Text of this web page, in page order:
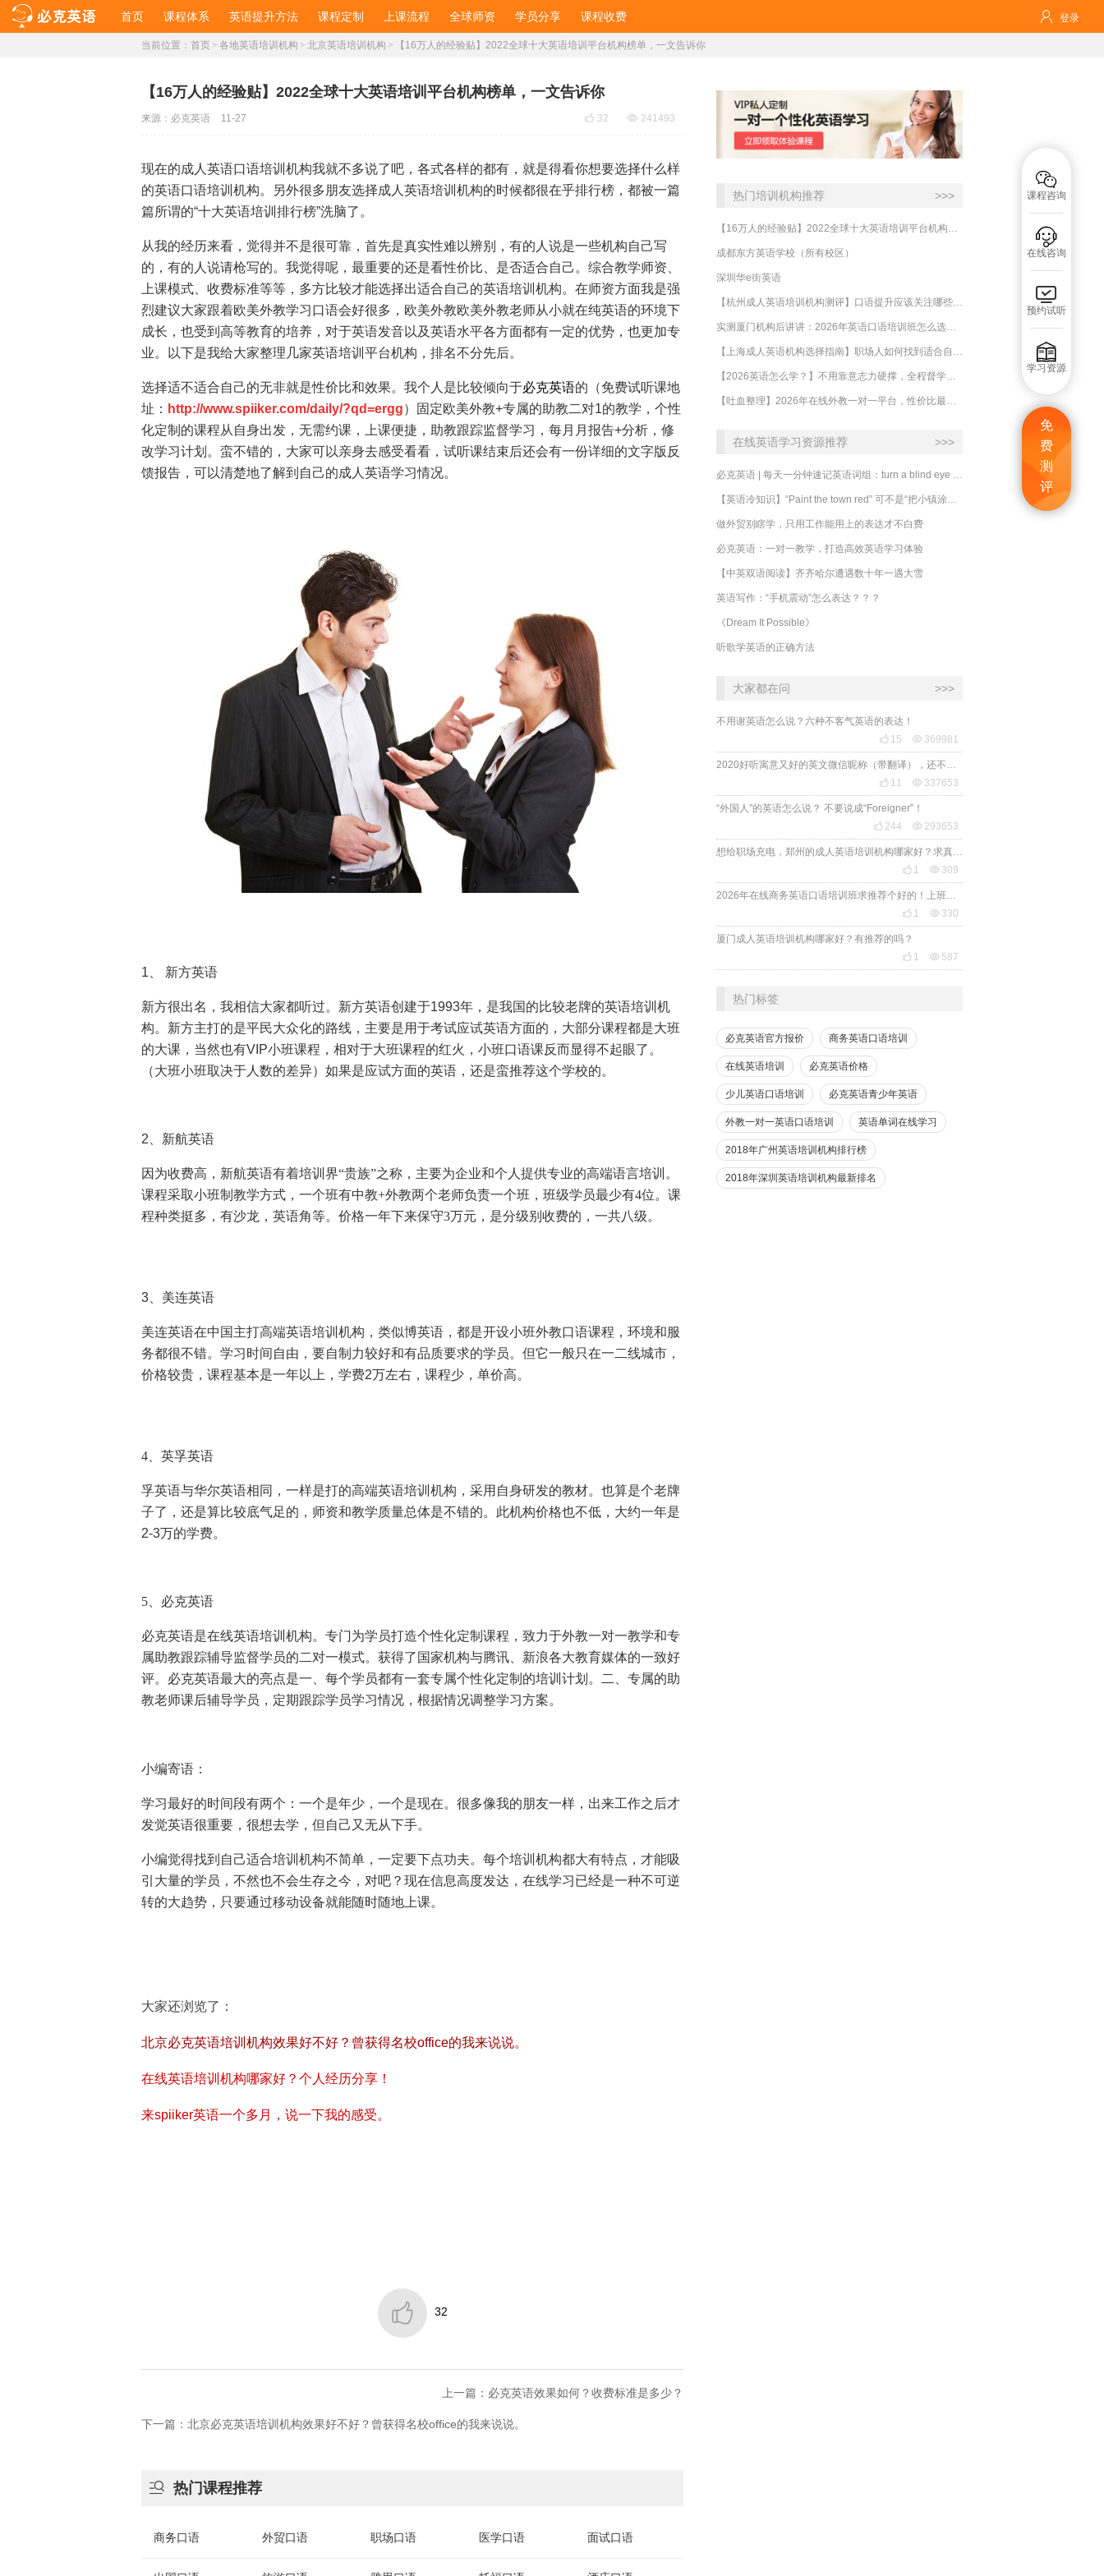
首页 课程体系 英语提升方法 课程定制 上课流程 全球师资 学员分享 课程收费  登录

课程咨询

在线咨询

预约试听

学习资源
免
费
测
评
当前位置： 首页 > 各地英语培训机构 > 北京英语培训机构 > 【16万人的经验贴】2022全球十大英语培训平台机构榜单，一文告诉你
【16万人的经验贴】2022全球十大英语培训平台机构榜单，一文告诉你
 32  241493
来源： 必克英语 11-27
现在的成人英语口语培训机构我就不多说了吧，各式各样的都有，就是得看你想要选择什么样
的英语口语培训机构。另外很多朋友选择成人英语培训机构的时候都很在乎排行榜，都被一篇
篇所谓的“十大英语培训排行榜”洗脑了。
从我的经历来看，觉得并不是很可靠，首先是真实性难以辨别，有的人说是一些机构自己写
的，有的人说请枪写的。我觉得呢，最重要的还是看性价比、是否适合自己。综合教学师资、
上课模式、收费标准等等，多方比较才能选择出适合自己的英语培训机构。在师资方面我是强
烈建议大家跟着欧美外教学习口语会好很多，欧美外教欧美外教老师从小就在纯英语的环境下
成长，也受到高等教育的培养，对于英语发音以及英语水平各方面都有一定的优势，也更加专
业。以下是我给大家整理几家英语培训平台机构，排名不分先后。
选择适不适合自己的无非就是性价比和效果。我个人是比较倾向于必克英语的（免费试听课地
址： http://www.spiiker.com/daily/?qd=ergg）固定欧美外教+专属的助教二对1的教学，个性
化定制的课程从自身出发，无需约课，上课便捷，助教跟踪监督学习，每月月报告+分析，修
改学习计划。蛮不错的，大家可以亲身去感受看看，试听课结束后还会有一份详细的文字版反
馈报告，可以清楚地了解到自己的成人英语学习情况。
1 新方英语
新方很出名，我相信大家都听过。新方英语创建于1993年，是我国的比较老牌的英语培训机
构。新方主打的是平民大众化的路线，主要是用于考试应试英语方面的，大部分课程都是大班
的大课，当然也有VIP小班课程，相对于大班课程的红火，小班口语课反而显得不起眼了。
（大班小班取决于人数的差异）如果是应试方面的英语，还是蛮推荐这个学校的。
2 、新航英语
因为收费高，新航英语有着培训界“贵族”之称 ，主要为企业和个人提供专业的高端语言培训。
课程采取小班制教学方式，一个班有中教+外教两个老师负责一个班，班级学员最少有4位。课
程种类挺多，有沙龙，英语角等。价格一年下来保守3万元，是分级别收费的，一共八级。
3 、美连英语
美连英语在中国主打高端英语培训机构，类似博英语，都是开设小班外教口语课程，环境和服
务都很不错。学习时间自由，要自制力较好和有品质要求的学员。但它一般只在一二线城市，
价格较贵，课程基本是一年以上，学费2万左右，课程少，单价高。
4、英孚英语
孚英语与华尔英语相同，一样是打的高端英语培训机构，采用自身研发的教材。也算是个老牌
子了，还是算比较底气足的，师资和教学质量总体是不错的。此机构价格也不低，大约一年是
2-3万的学费。
5、必克英语
必克英语是在线英语培训机构。专门为学员打造个性化定制课程，致力于外教一对一教学和专
属助教跟踪辅导监督学员的二对一模式。获得了国家机构与腾讯、新浪各大教育媒体的一致好
评。必克英语最大的亮点是一、每个学员都有一套专属个性化定制的培训计划。二、专属的助
教老师课后辅导学员，定期跟踪学员学习情况，根据情况调整学习方案。
小编寄语：
学习最好的时间段有两个：一个是年少，一个是现在。很多像我的朋友一样，出来工作之后才
发觉英语很重要，很想去学，但自己又无从下手。
小编觉得找到自己适合培训机构不简单，一定要下点功夫。每个培训机构都大有特点，才能吸
引大量的学员，不然也不会生存之今，对吧？现在信息高度发达，在线学习已经是一种不可逆
转的大趋势，只要通过移动设备就能随时随地上课。
大家还浏览了：
北京必克英语培训机构效果好不好？曾获得名校office的我来说说。
在线英语培训机构哪家好？个人经历分享！
来spiiker英语一个多月，说一下我的感受。
 32
上一篇：必克英语效果如何？收费标准是多少？
下一篇：北京必克英语培训机构效果好不好？曾获得名校office的我来说说。
 热门课程推荐
商务口语 外贸口语 职场口语 医学口语 面试口语
热门培训机构推荐 >>>
成都东方英语学校（所有校区）
深圳华e街英语
在线英语学习资源推荐 >>>
做外贸别瞎学，只用工作能用上的表达才不白费
必克英语：一对一教学，打造高效英语学习体验
【中英双语阅读】齐齐哈尔遭遇数十年一遇大雪
英语写作：“手机震动”怎么表达？？？
《Dream It Possible》
听歌学英语的正确方法
大家都在问 >>>
不用谢英语怎么说？六种不客气英语的表达！
 15  369981
 11  337653
“外国人”的英语怎么说？ 不要说成“Foreigner”！
 244  293653
 1  309
 1  330
厦门成人英语培训机构哪家好？有推荐的吗？
 1  587
热门标签
必克英语官方报价 商务英语口语培训
在线英语培训 必克英语价格
少儿英语口语培训 必克英语青少年英语
外教一对一英语口语培训 英语单词在线学习
2018年广州英语培训机构排行榜
2018年深圳英语培训机构最新排名